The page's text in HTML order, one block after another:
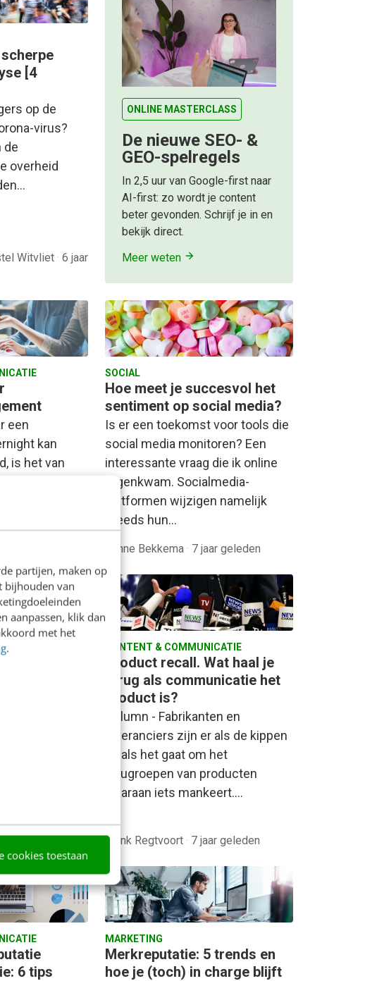
partijen, maken op
bijhouden van
aanpassen, klik dan
met het
.
cookies toestaan
[4
op de
virus?
de
overheid
Witvliet · 6 jaar
ONLINE MASTERCLASS
De nieuwe SEO- &
GEO-spelregels
In 2,5 uur van Google-first naar
AI-first: zo wordt je content
beter gevonden. Schrijf je in en
bekijk direct.
Meer weten
een
kan
is het van
Pesurnaij· 6
SOCIAL
Hoe meet je succesvol het
sentiment op social media?
Is er een toekomst voor tools die
social media monitoren? Een
interessante vraag die ik online
tegenkwam. Socialmedia-
platformen wijzigen namelijk
steeds hun…
Sanne Bekkema · 7 jaar geleden
Marjorie
CONTENT & COMMUNICATIE
Product recall. Wat haal je
terug als communicatie het
product is?
Column - Fabrikanten en
leveranciers zijn er als de kippen
bij als het gaat om het
terugroepen van producten
waaraan iets mankeert.…
Frank Regtvoort · 7 jaar geleden
6 tips
MARKETING
Merkreputatie: 5 trends en
hoe je (toch) in charge blijft